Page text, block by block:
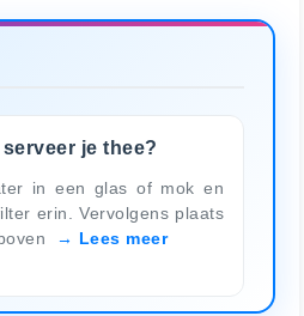
serveer je thee?
in een glas of mok en
erin. Vervolgens plaats
Lees meer